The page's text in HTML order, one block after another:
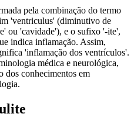
pela combinação do termo
'ventriculus' (diminutivo de
ou 'cavidade'), e o sufixo '-ite',
indica inflamação. Assim,
'inflamação dos ventrículos'.
médica e neurológica,
dos conhecimentos em